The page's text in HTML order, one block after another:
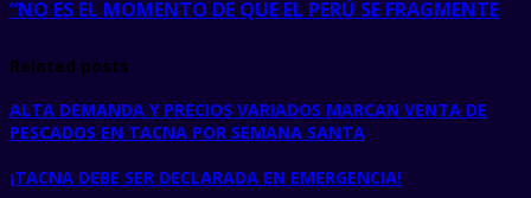
“NO ES EL MOMENTO DE QUE EL PERÚ SE FRAGMENTE
Related posts
ALTA DEMANDA Y PRECIOS VARIADOS MARCAN VENTA DE
PESCADOS EN TACNA POR SEMANA SANTA
¡TACNA DEBE SER DECLARADA EN EMERGENCIA!